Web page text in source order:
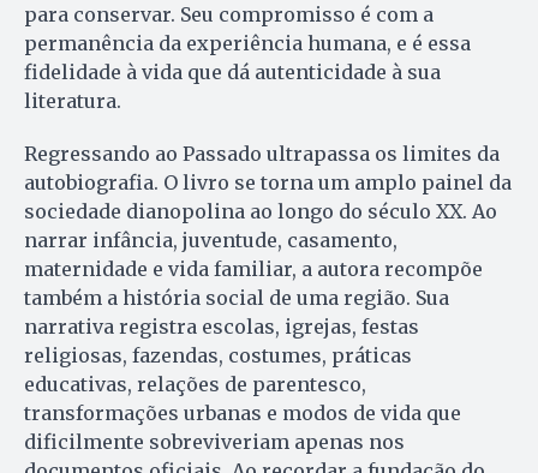
para conservar. Seu compromisso é com a
permanência da experiência humana, e é essa
fidelidade à vida que dá autenticidade à sua
literatura.
Regressando ao Passado ultrapassa os limites da
autobiografia. O livro se torna um amplo painel da
sociedade dianopolina ao longo do século XX. Ao
narrar infância, juventude, casamento,
maternidade e vida familiar, a autora recompõe
também a história social de uma região. Sua
narrativa registra escolas, igrejas, festas
religiosas, fazendas, costumes, práticas
educativas, relações de parentesco,
transformações urbanas e modos de vida que
dificilmente sobreviveriam apenas nos